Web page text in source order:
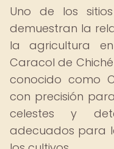
Uno de los
demuestran la
la agricultura
Caracol de
conocido como
con precisión
celestes y
adecuados para